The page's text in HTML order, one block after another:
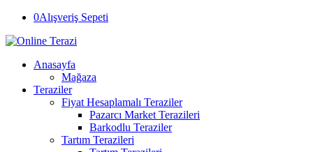
0Alışveriş Sepeti
Anasayfa
Mağaza
Teraziler
Fiyat Hesaplamalı Teraziler
Pazarcı Market Terazileri
Barkodlu Teraziler
Tartım Terazileri